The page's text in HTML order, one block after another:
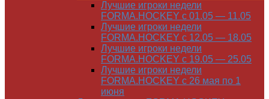
Лучшие игроки недели
FORMA.HOCKEY с 01.05 — 11.05
Лучшие игроки недели
FORMA.HOCKEY с 12.05 — 18.05
Лучшие игроки недели
FORMA.HOCKEY с 19.05 — 25.05
Лучшие игроки недели
FORMA.HOCKEY с 26 мая по 1
июня